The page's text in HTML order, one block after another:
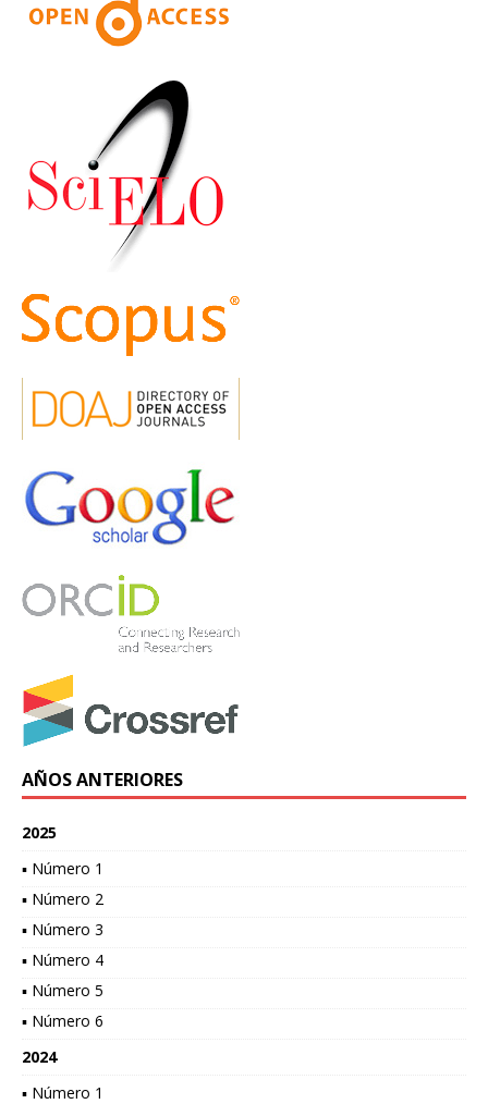
AÑOS ANTERIORES
2025
▪ Número 1
▪ Número 2
▪ Número 3
▪ Número 4
▪ Número 5
▪ Número 6
2024
▪ Número 1